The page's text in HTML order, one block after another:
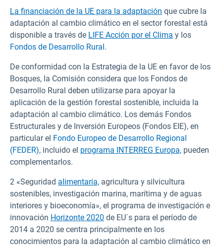
La financiación de la UE para la adaptación que cubre la
adaptación al cambio climático en el sector forestal está
disponible a través de LIFE Acción por el Clima y los
Fondos de Desarrollo Rural.
De conformidad con la Estrategia de la UE en favor de los
Bosques, la Comisión considera que los Fondos de
Desarrollo Rural deben utilizarse para apoyar la
aplicación de la gestión forestal sostenible, incluida la
adaptación al cambio climático. Los demás Fondos
Estructurales y de Inversión Europeos (Fondos EIE), en
particular el Fondo Europeo de Desarrollo Regional
(FEDER), incluido el programa INTERREG Europa, pueden
complementarlos.
2 «Seguridad alimentaria, agricultura y silvicultura
sostenibles, investigación marina, marítima y de aguas
interiores y bioeconomía», el programa de investigación e
innovación Horizonte 2020 de EU´s para el período de
2014 a 2020 se centra principalmente en los
conocimientos para la adaptación al cambio climático en